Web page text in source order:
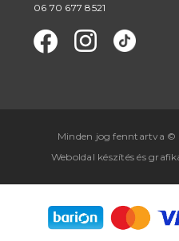
06 70 677 8521
Minden jog fenntartva ©
Weboldal készítés és